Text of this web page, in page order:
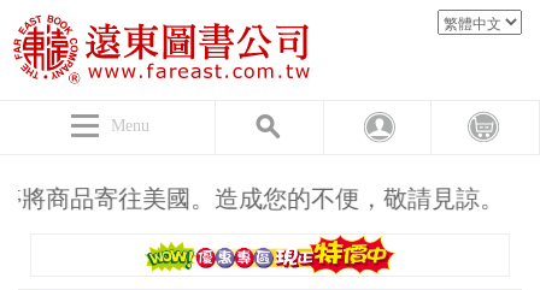
Menu
商品寄往美國。造成您的不便，敬請見諒。